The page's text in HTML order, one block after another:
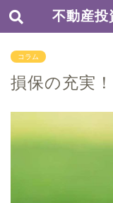
不動産投
コラム
損保の充実！